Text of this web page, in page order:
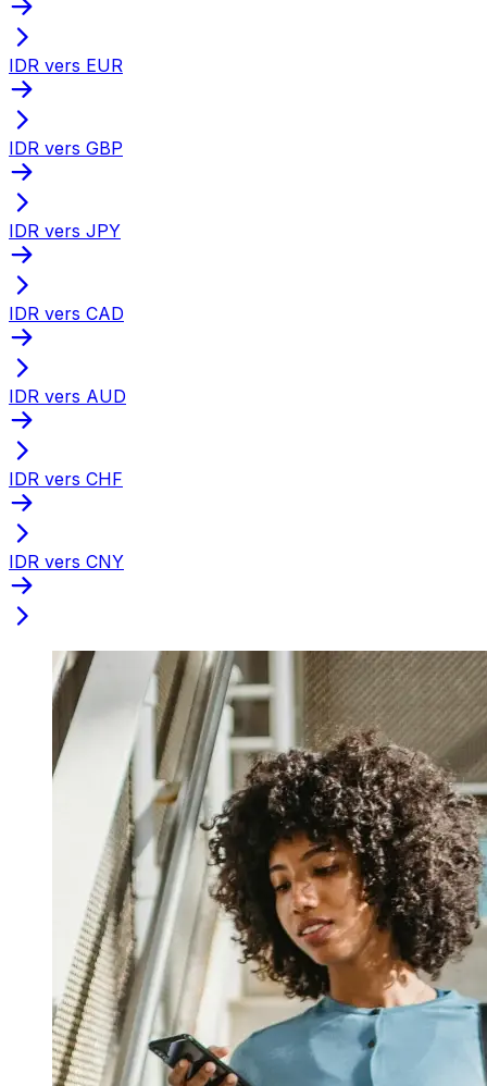
IDR vers EUR
IDR vers GBP
IDR vers JPY
IDR vers CAD
IDR vers AUD
IDR vers CHF
IDR vers CNY